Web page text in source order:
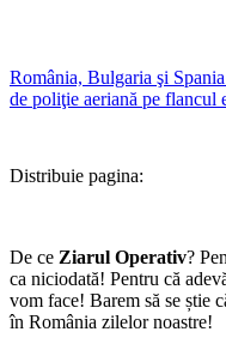
România, Bulgaria şi
de poliţie aeriană pe flancul
Distribuie pagina:
De ce Ziarul Operativ?
ca niciodată! Pentru că
vom face! Barem să se știe
în România zilelor noastre!